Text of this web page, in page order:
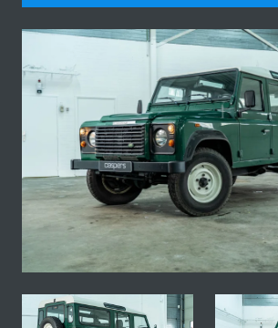
Fotogallerij van deze